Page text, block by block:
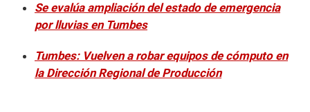
Se evalúa ampliación del estado de emergencia
por lluvias en Tumbes
Tumbes: Vuelven a robar equipos de cómputo en
la Dirección Regional de Producción